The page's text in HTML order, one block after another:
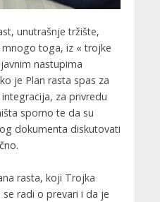
unutrašnje tržište,
toga, iz « trojke
nastupima
je Plan rasta spas za
za privredu
sporno te da su
dokumenta diskutovati
rasta, koji Trojka
radi o prevari i da je